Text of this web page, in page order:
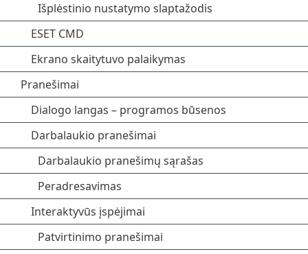
Išplėstinio nustatymo slaptažodis
ESET CMD
Ekrano skaitytuvo palaikymas
Pranešimai
Dialogo langas – programos būsenos
Darbalaukio pranešimai
Darbalaukio pranešimų sąrašas
Peradresavimas
Interaktyvūs įspėjimai
Patvirtinimo pranešimai